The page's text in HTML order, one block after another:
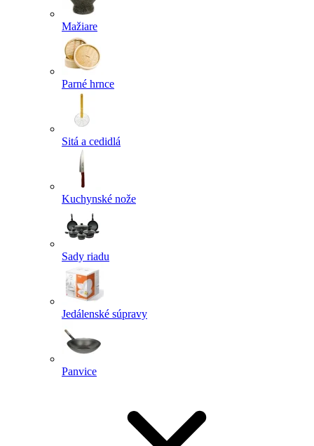
Mažiare
Parné hrnce
Sitá a cedidlá
Kuchynské nože
Sady riadu
Jedálenské súpravy
Panvice